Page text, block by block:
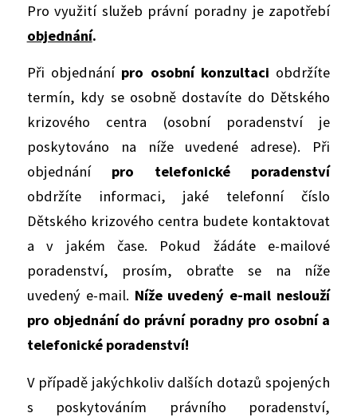
Pro využití služeb právní poradny je zapotřebí
objednání.
Při objednání pro osobní konzultaci obdržíte
termín, kdy se osobně dostavíte do Dětského
krizového centra (osobní poradenství je
poskytováno na níže uvedené adrese). Při
objednání pro telefonické poradenství
obdržíte informaci, jaké telefonní číslo
Dětského krizového centra budete kontaktovat
a v jakém čase. Pokud žádáte e-mailové
poradenství, prosím, obraťte se na níže
uvedený e-mail. Níže uvedený e-mail neslouží
pro objednání do právní poradny pro osobní a
telefonické poradenství!
V případě jakýchkoliv dalších dotazů spojených
s poskytováním právního poradenství,